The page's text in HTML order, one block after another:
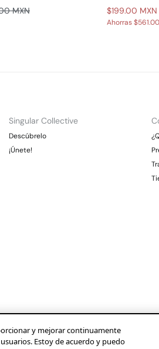
MXN
$199.00 MXN
Ahorras
Singular Collective
Descúbrelo
¡Únete!
y mejorar continuamente
Estoy de acuerdo y puedo